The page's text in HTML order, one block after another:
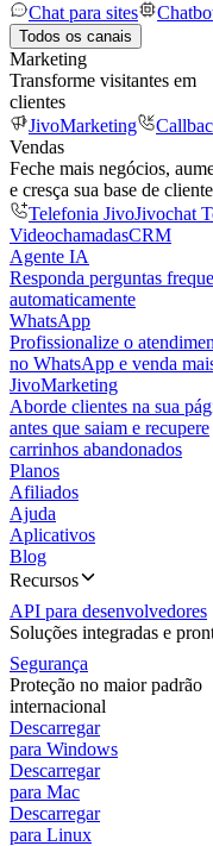
Chat para sites
Todos os canais
Marketing
Transforme visitantes em
clientes
JivoMarketing
Vendas
Feche mais negócios,
e cresça sua base de
Telefonia JivoJivochat
VideochamadasCRM
Agente IA
Responda perguntas
automaticamente
WhatsApp
Profissionalize o
no WhatsApp e venda
JivoMarketing
Aborde clientes na sua
antes que saiam e recupere
carrinhos abandonados
Planos
Afiliados
Ajuda
Aplicativos
Blog
Recursos
API para desenvolvedores
Soluções integradas e
Segurança
Proteção no maior padrão
internacional
Descarregar
para Windows
Descarregar
para Mac
Descarregar
para Linux